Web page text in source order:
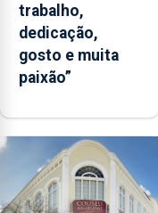
trabalho,
dedicação,
gosto e muita
paixão”